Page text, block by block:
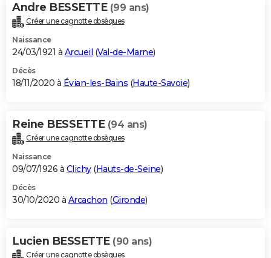
Andre BESSETTE (99 ans)
Créer une cagnotte obsèques
Naissance
24/03/1921 à Arcueil (Val-de-Marne)
Décès
18/11/2020 à Évian-les-Bains (Haute-Savoie)
Reine BESSETTE (94 ans)
Créer une cagnotte obsèques
Naissance
09/07/1926 à Clichy(Hauts-de-Seine)
Décès
30/10/2020 à Arcachon (Gironde)
Lucien BESSETTE (90 ans)
Créer une cagnotte obsèques